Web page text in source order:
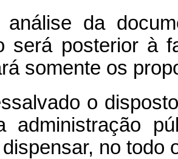
da
será posterior à
somente os
o
administração
no todo